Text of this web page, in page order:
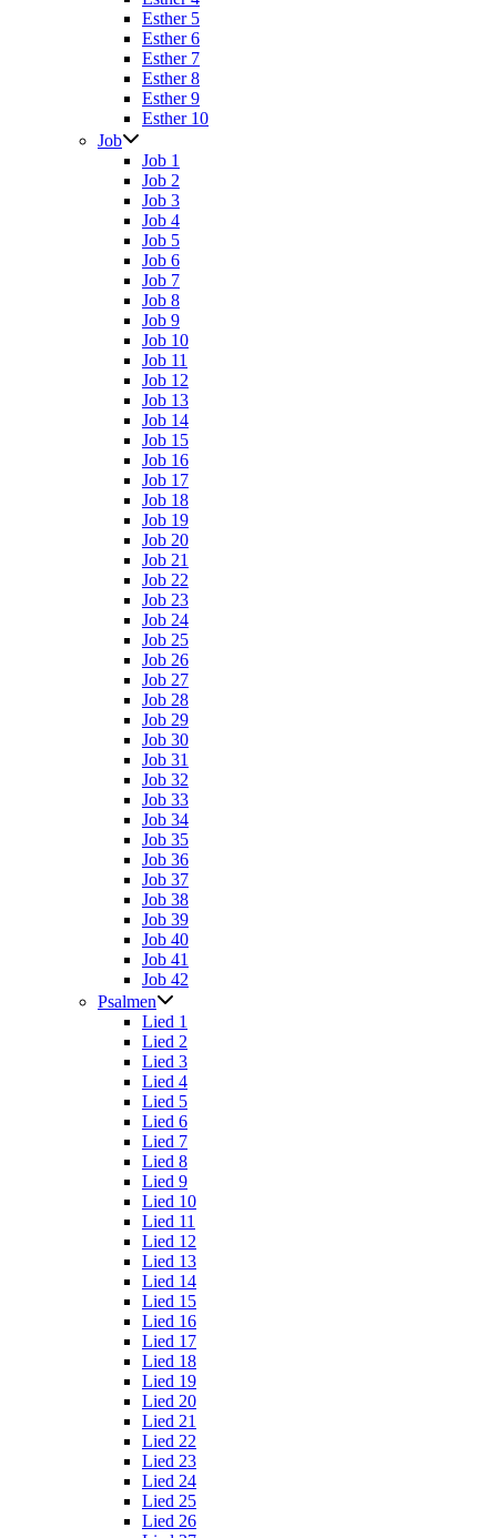
Esther 5
Esther 6
Esther 7
Esther 8
Esther 9
Esther 10
Job
Job 1
Job 2
Job 3
Job 4
Job 5
Job 6
Job 7
Job 8
Job 9
Job 10
Job 11
Job 12
Job 13
Job 14
Job 15
Job 16
Job 17
Job 18
Job 19
Job 20
Job 21
Job 22
Job 23
Job 24
Job 25
Job 26
Job 27
Job 28
Job 29
Job 30
Job 31
Job 32
Job 33
Job 34
Job 35
Job 36
Job 37
Job 38
Job 39
Job 40
Job 41
Job 42
Psalmen
Lied 1
Lied 2
Lied 3
Lied 4
Lied 5
Lied 6
Lied 7
Lied 8
Lied 9
Lied 10
Lied 11
Lied 12
Lied 13
Lied 14
Lied 15
Lied 16
Lied 17
Lied 18
Lied 19
Lied 20
Lied 21
Lied 22
Lied 23
Lied 24
Lied 25
Lied 26